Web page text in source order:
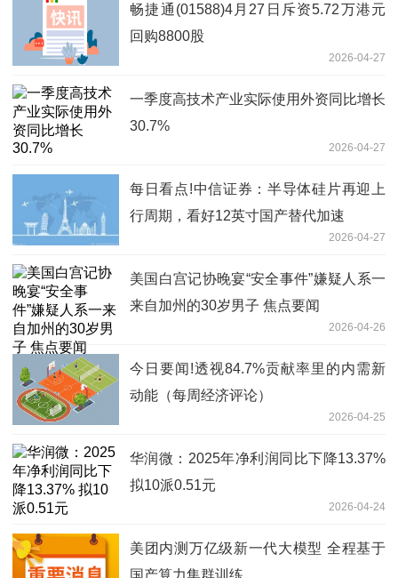
畅捷通(01588)4月27日斥资5.72万港元
回购8800股
2026-04-27
一季度高技术产业实际使用外资同比增长
30.7%
2026-04-27
每日看点!中信证券：半导体硅片再迎上
行周期，看好12英寸国产替代加速
2026-04-27
美国白宫记协晚宴“安全事件”嫌疑人系一
来自加州的30岁男子 焦点要闻
2026-04-26
今日要闻!透视84.7%贡献率里的内需新
动能（每周经济评论）
2026-04-25
华润微：2025年净利润同比下降13.37%
拟10派0.51元
2026-04-24
美团内测万亿级新一代大模型 全程基于
国产算力集群训练